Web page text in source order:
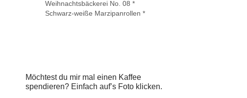
Weihnachtsbäckerei No. 08 *
Schwarz-weiße Marzipanrollen *
Möchtest du mir mal einen Kaffee
spendieren? Einfach auf’s Foto klicken.